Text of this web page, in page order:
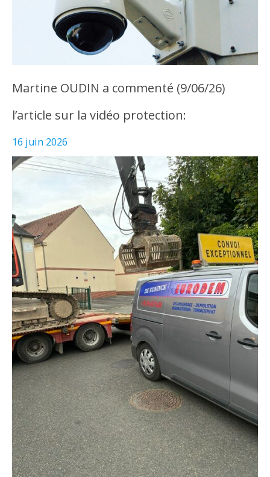
Martine OUDIN a commenté (9/06/26)
l’article sur la vidéo protection:
16 juin 2026